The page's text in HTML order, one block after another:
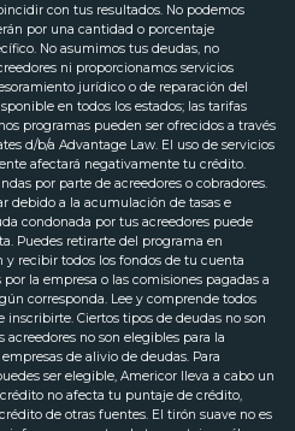
con tus resultados. No podemos
por una cantidad o porcentaje
No asumimos tus deudas, no
ni proporcionamos servicios
jurídico o de reparación del
en todos los estados; las tarifas
programas pueden ser ofrecidos a través
d/b/a Advantage Law. El uso de servicios
afectará negativamente tu crédito.
por parte de acreedores o cobradores.
debido a la acumulación de tasas e
condonada por tus acreedores puede
Puedes retirarte del programa en
recibir todos los fondos de tu cuenta
la empresa o las comisiones pagadas a
corresponda. Lee y comprende todos
Ciertos tipos de deudas no son
no son elegibles para la
de alivio de deudas. Para
ser elegible, Americor lleva a cabo un
no afecta tu puntaje de crédito,
de otras fuentes. El tirón suave no es